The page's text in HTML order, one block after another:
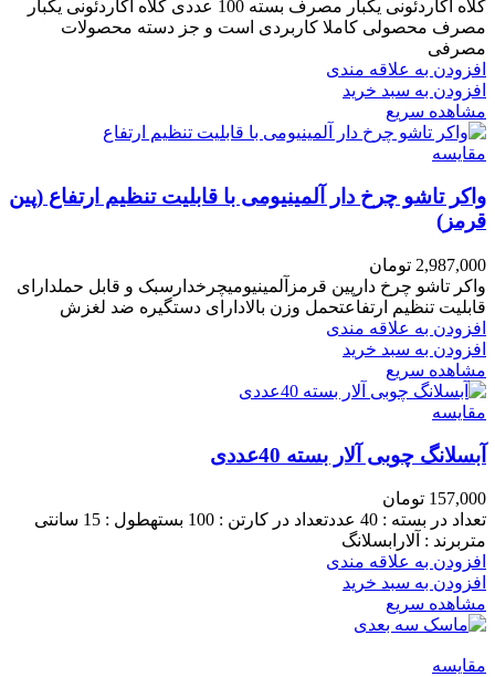
کلاه آکاردئونی یکبار مصرف بسته 100 عددی کلاه آکاردئونی یکبار
مصرف محصولی کاملا کاربردی است و جز دسته محصولات
مصرفی
افزودن به علاقه مندی
افزودن به سبد خرید
مشاهده سریع
مقایسه
واکر تاشو چرخ دار آلمینیومی با قابلیت تنظیم ارتفاع (پین
قرمز)
2,987,000 تومان
واکر تاشو چرخ دارپین قرمزآلمینیومیچرخدارسبک و قابل حملدارای
قابلیت تنظیم ارتفاعتحمل وزن بالادارای دستگیره ضد لغزش
افزودن به علاقه مندی
افزودن به سبد خرید
مشاهده سریع
مقایسه
آبسلانگ چوبی آلار بسته 40عددی
157,000 تومان
تعداد در بسته : 40 عددتعداد در کارتن : 100 بستهطول : 15 سانتی
متربرند : آلارابسلانگ
افزودن به علاقه مندی
افزودن به سبد خرید
مشاهده سریع
مقایسه